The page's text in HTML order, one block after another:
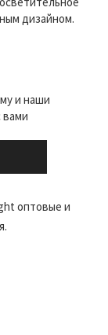
дизайном.
и наши
оптовые и